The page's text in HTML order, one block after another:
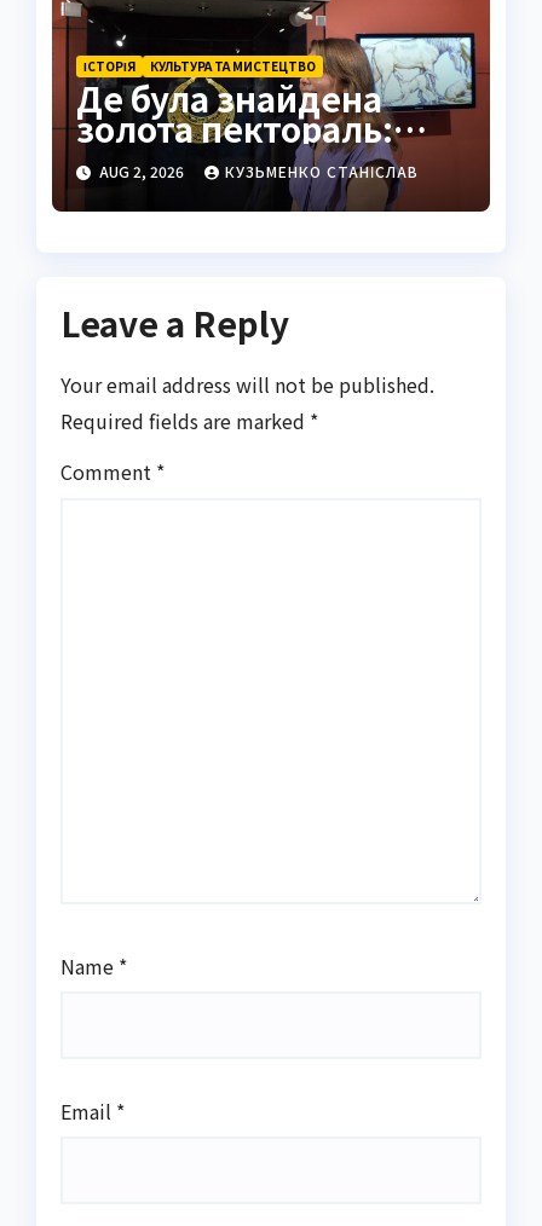
ІСТОРІЯ КУЛЬТУРА ТА МИСТЕЦТВО
Де була знайдена
золота пектораль:
історія Товстої
Могили
AUG 2, 2026 КУЗЬМЕНКО СТАНІСЛАВ
Leave a Reply
Your email address will not be published.
Required fields are marked *
Comment *
Name *
Email *